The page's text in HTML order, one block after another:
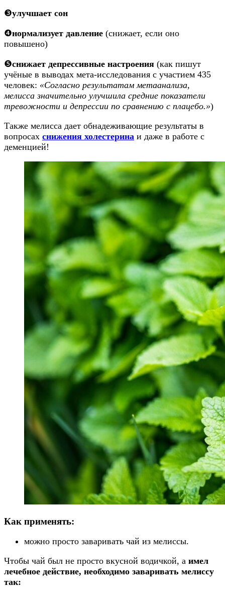
❸улучшает сон
❹нормализует давление (снижает, если оно
повышено)
❺снижает депрессивные настроения (как пишут
учёные в выводах мета-исследования с участием 435
человек: «Согласно результатам метаанализа,
мелисса значительно улучшила средние показатели
тревожности и депрессии по сравнению с плацебо.»)
Также мелисса дает обнадеживающие результаты в
вопросах снижения холестерина и даже в работе с
деменцией!
Как применять:
можно просто заваривать чай из мелиссы.
Чтобы чай был не просто вкусной водичкой, а имел
лечебное действие, необходимо заваривать мелиссу
так: